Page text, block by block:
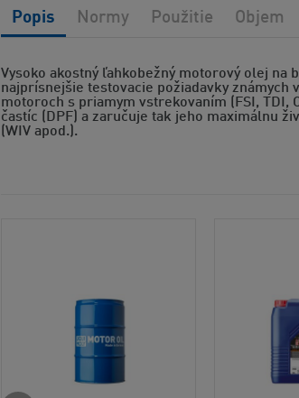
Vysoko akostný ľahkobežný motorový olej
najprísnejšie testovacie požiadavky
motoroch s priamym vstrekovaním (FSI,
častíc (DPF) a zaručuje tak jeho maximálnu
(WIV apod.).
Popis Normy Použitie Objem